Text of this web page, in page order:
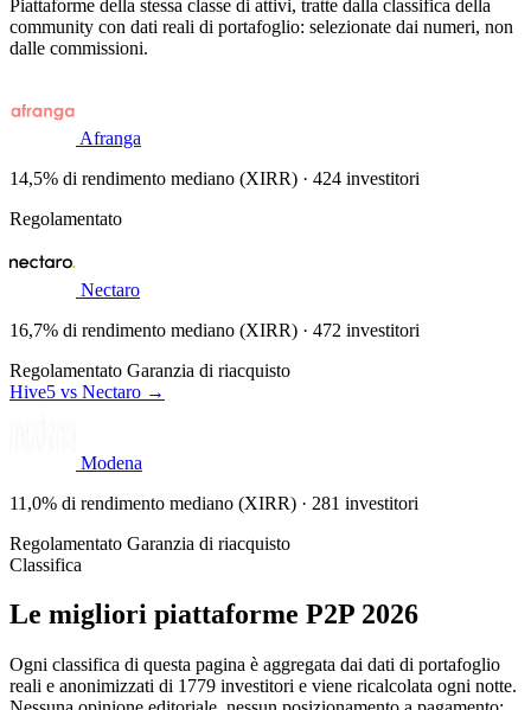
Piattaforme della stessa classe di attivi, tratte dalla classifica della
community con dati reali di portafoglio: selezionate dai numeri, non
dalle commissioni.
Afranga
14,5% di rendimento mediano (XIRR) · 424 investitori
Regolamentato
Nectaro
16,7% di rendimento mediano (XIRR) · 472 investitori
Regolamentato Garanzia di riacquisto
Hive5 vs Nectaro →
Modena
11,0% di rendimento mediano (XIRR) · 281 investitori
Regolamentato Garanzia di riacquisto
Classifica
Le migliori piattaforme P2P 2026
Ogni classifica di questa pagina è aggregata dai dati di portafoglio
reali e anonimizzati di 1779 investitori e viene ricalcolata ogni notte.